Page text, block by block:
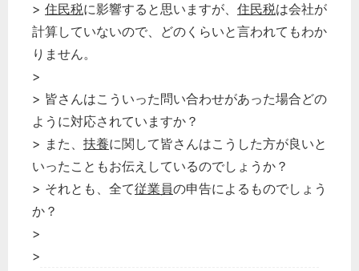
> 住民税に影響すると思いますが、 住民税は会社が
計算していないので、どのくらいと言われてもわか
りません。
>
> 皆さんはこういった問い合わせがあった場合どの
ように対応されていますか？
> また、 扶養に関して皆さんはこうした方が良いと
いったこともお伝えしているのでしょうか？
> それとも、全て従業員の申告によるものでしょう
か？
>
>